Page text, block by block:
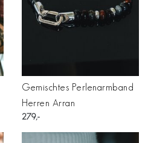
Gemischtes Perlenarmband
Herren Arran
279